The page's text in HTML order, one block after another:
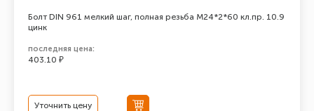
Болт DIN 961 мелкий шаг, полная резьба M24*2*60 кл.пр. 10.9
цинк
последняя цена:
403.10 ₽
Уточнить цену